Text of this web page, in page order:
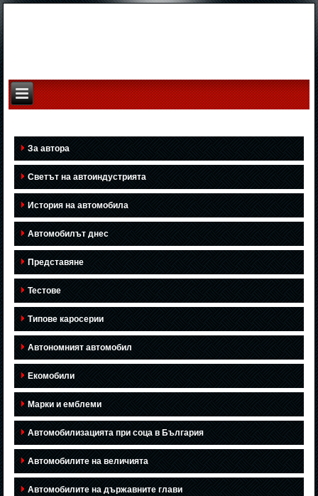
За автора
Светът на автоиндустрията
История на автомобила
Автомобилът днес
Представяне
Тестове
Типове каросерии
Автономният автомобил
Екомобили
Марки и емблеми
Автомобилизацията при соца в България
Автомобилите на величията
Автомобилите на държавните глави